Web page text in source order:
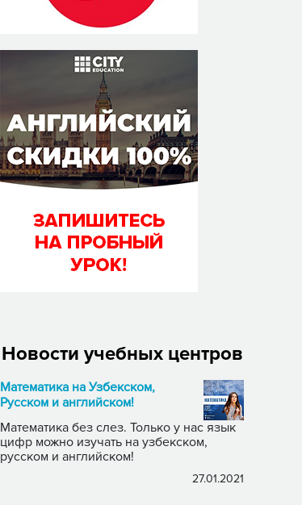
Новости учебных центров
Математика на Узбекском,
Русском и английском!
Математика без слез. Только у нас язык
цифр можно изучать на узбекском,
русском и английском!
27.01.2021